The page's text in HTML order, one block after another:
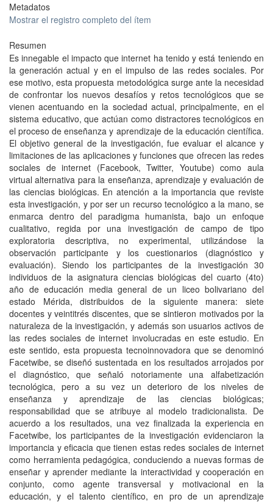
Metadatos
Mostrar el registro completo del ítem
Resumen
Es innegable el impacto que internet ha tenido y está teniendo en
la generación actual y en el impulso de las redes sociales. Por
ese motivo, esta propuesta metodológica surge ante la necesidad
de confrontar los nuevos desafíos y retos tecnológicos que se
vienen acentuando en la sociedad actual, principalmente, en el
sistema educativo, que actúan como distractores tecnológicos en
el proceso de enseñanza y aprendizaje de la educación científica.
El objetivo general de la investigación, fue evaluar el alcance y
limitaciones de las aplicaciones y funciones que ofrecen las redes
sociales de internet (Facebook, Twitter, Youtube) como aula
virtual alternativa para la enseñanza, aprendizaje y evaluación de
las ciencias biológicas. En atención a la importancia que reviste
esta investigación, y por ser un recurso tecnológico a la mano, se
enmarca dentro del paradigma humanista, bajo un enfoque
cualitativo, regida por una investigación de campo de tipo
exploratoria descriptiva, no experimental, utilizándose la
observación participante y los cuestionarios (diagnóstico y
evaluación). Siendo los participantes de la investigación 30
individuos de la asignatura ciencias biológicas del cuarto (4to)
año de educación media general de un liceo bolivariano del
estado Mérida, distribuidos de la siguiente manera: siete
docentes y veintitrés discentes, que se sintieron motivados por la
naturaleza de la investigación, y además son usuarios activos de
las redes sociales de internet involucradas en este estudio. En
este sentido, esta propuesta tecnoinnovadora que se denominó
Facetwibe, se diseñó sustentada en los resultados arrojados por
el diagnóstico, que señaló notoriamente una alfabetización
tecnológica, pero a su vez un deterioro de los niveles de
enseñanza y aprendizaje de las ciencias biológicas;
responsabilidad que se atribuye al modelo tradicionalista. De
acuerdo a los resultados, una vez finalizada la experiencia en
Facetwibe, los participantes de la investigación evidenciaron la
importancia y eficacia que tienen estas redes sociales de internet
como herramienta pedagógica, conduciendo a nuevas formas de
enseñar y aprender mediante la interactividad y cooperación en
conjunto, como agente transversal y motivacional en la
educación, y el talento científico, en pro de un aprendizaje